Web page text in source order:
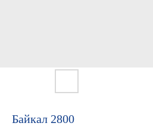
Байкал 2800